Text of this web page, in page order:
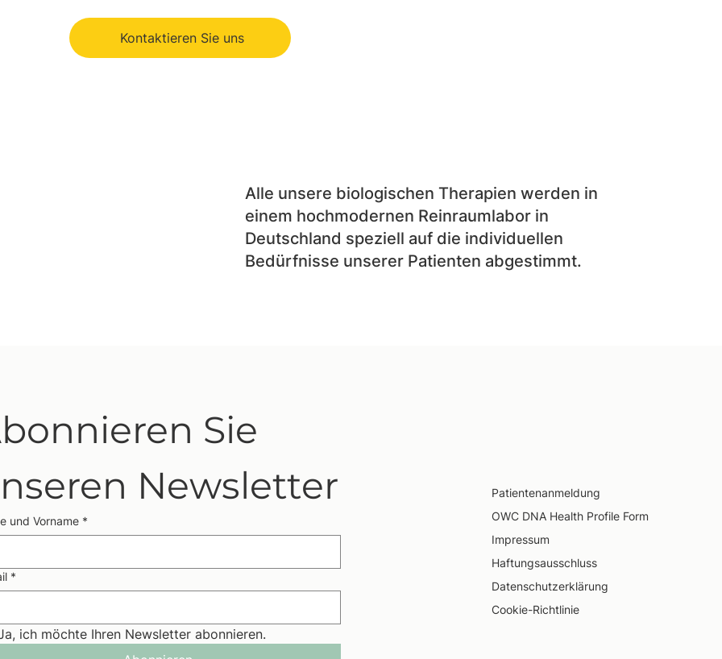
Kontaktieren Sie uns
Alle unsere biologischen Therapien werden in
einem hochmodernen Reinraumlabor in
Deutschland speziell auf die individuellen
Bedürfnisse unserer Patienten abgestimmt.
Sie
Newsletter
und Vorname *
*
ich möchte Ihren Newsletter abonnieren.
Patientenanmeldung
OWC DNA Health Profile Form
Impressum
Haftungsausschluss
Datenschutzerklärung
Cookie-Richtlinie